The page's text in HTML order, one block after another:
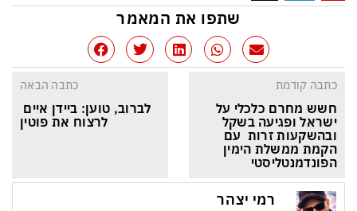
שתפו את המאמר
כתבה קודמת
חשש מחרם כלכלי על
ישראל ופגיעה בשקל
ובהשקעות זרות  עם
הקמת ממשלת הימין
הפונדמנטליסטי
כתבה הבאה
לברוב, טוען: ביידן איים
לרצוח את פוטין
רמי יצהר